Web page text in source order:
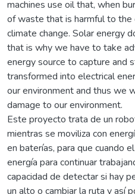
machines use oil that, when
of waste that is harmful to the
climate change. Solar energy
that is why we have to take
energy source to capture and
transformed into electrical
our environment and thus we
damage to our environment.
Este proyecto trata de un
mientras se moviliza con
en baterías, para que cuando
energía para continuar
capacidad de detectar si hay
un alto o cambiar la ruta y así